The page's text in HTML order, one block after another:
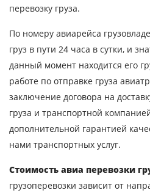
перевозку груза.
По номеру авиарейса
груз в пути 24 часа в сутки, и
данный момент находится его
работе по отправке груза
заключение договора на
груза и транспортной
дополнительной гарантией
нами транспортных услуг.
Стоимость авиа перевозки
грузоперевозки зависит от
Объем груза
Контактное лицо